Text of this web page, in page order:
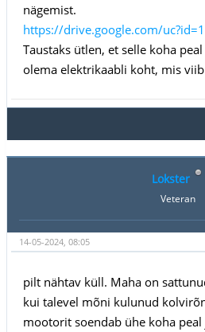
nägemist.
https://drive.google.com/
Taustaks ütlen, et selle koha
olema elektrikaabli koht, mis viib
Lokster
Veteran
14-05-2024, 08:05
pilt nähtav küll. Maha on
kui talevel mõni kulunud
mootorit soendab ühe koha